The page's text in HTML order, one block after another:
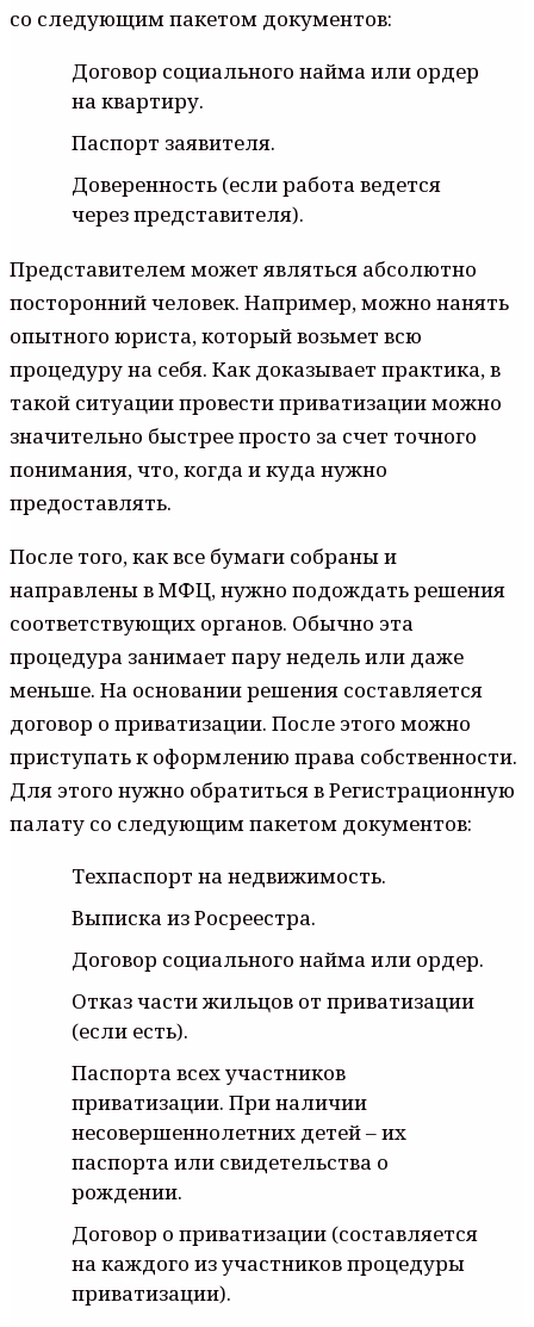
со следующим пакетом документов:
Договор социального найма или ордер
на квартиру.
Паспорт заявителя.
Доверенность (если работа ведется
через представителя).
Представителем может являться абсолютно
посторонний человек. Например, можно нанять
опытного юриста, который возьмет всю
процедуру на себя. Как доказывает практика, в
такой ситуации провести приватизации можно
значительно быстрее просто за счет точного
понимания, что, когда и куда нужно
предоставлять.
После того, как все бумаги собраны и
направлены в МФЦ, нужно подождать решения
соответствующих органов. Обычно эта
процедура занимает пару недель или даже
меньше. На основании решения составляется
договор о приватизации. После этого можно
приступать к оформлению права собственности.
Для этого нужно обратиться в Регистрационную
палату со следующим пакетом документов:
Техпаспорт на недвижимость.
Выписка из Росреестра.
Договор социального найма или ордер.
Отказ части жильцов от приватизации
(если есть).
Паспорта всех участников
приватизации. При наличии
несовершеннолетних детей – их
паспорта или свидетельства о
рождении.
Договор о приватизации (составляется
на каждого из участников процедуры
приватизации).